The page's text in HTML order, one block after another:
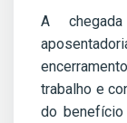
A
trabalho e
do